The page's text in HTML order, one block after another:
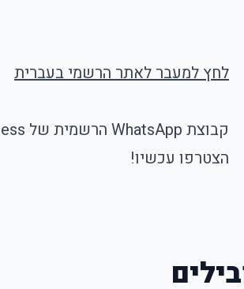
לחץ למעבר לאתר הרשמי בעברית
הצטרפו עכשיו!